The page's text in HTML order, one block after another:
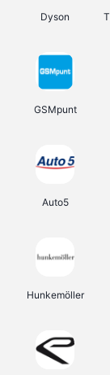
Dyson
GSMpunt
Auto5
Hunkemöller